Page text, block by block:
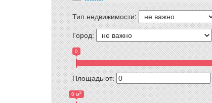
Тип недвижимости:
Город:
0
Площадь от:
0 м2